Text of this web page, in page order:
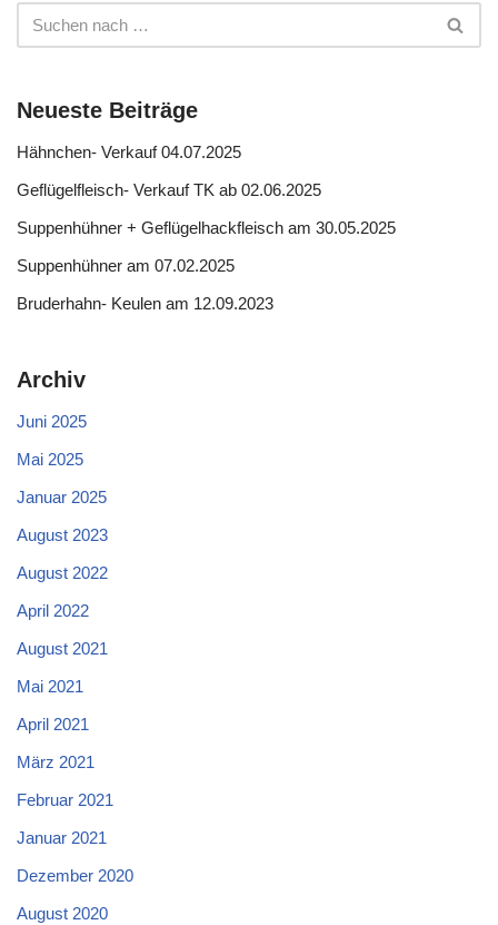
Neueste Beiträge
Hähnchen- Verkauf 04.07.2025
Geflügelfleisch- Verkauf TK ab 02.06.2025
Suppenhühner + Geflügelhackfleisch am 30.05.2025
Suppenhühner am 07.02.2025
Bruderhahn- Keulen am 12.09.2023
Archiv
Juni 2025
Mai 2025
Januar 2025
August 2023
August 2022
April 2022
August 2021
Mai 2021
April 2021
März 2021
Februar 2021
Januar 2021
Dezember 2020
August 2020